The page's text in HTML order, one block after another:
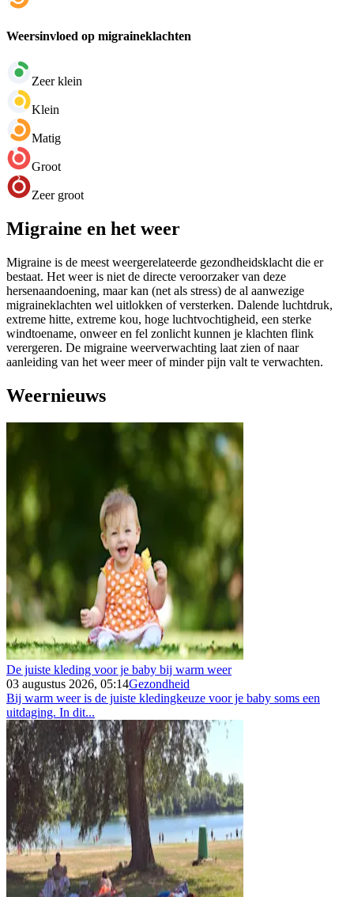
Weersinvloed op migraineklachten
Zeer klein
Klein
Matig
Groot
Zeer groot
Migraine en het weer
Migraine is de meest weergerelateerde gezondheidsklacht die er
bestaat. Het weer is niet de directe veroorzaker van deze
hersenaandoening, maar kan (net als stress) de al aanwezige
migraineklachten wel uitlokken of versterken. Dalende luchtdruk,
extreme hitte, extreme kou, hoge luchtvochtigheid, een sterke
windtoename, onweer en fel zonlicht kunnen je klachten flink
verergeren. De migraine weerverwachting laat zien of naar
aanleiding van het weer meer of minder pijn valt te verwachten.
Weernieuws
De juiste kleding voor je baby bij warm weer
03 augustus 2026, 05:14Gezondheid
Bij warm weer is de juiste kledingkeuze voor je baby soms een
uitdaging. In dit...